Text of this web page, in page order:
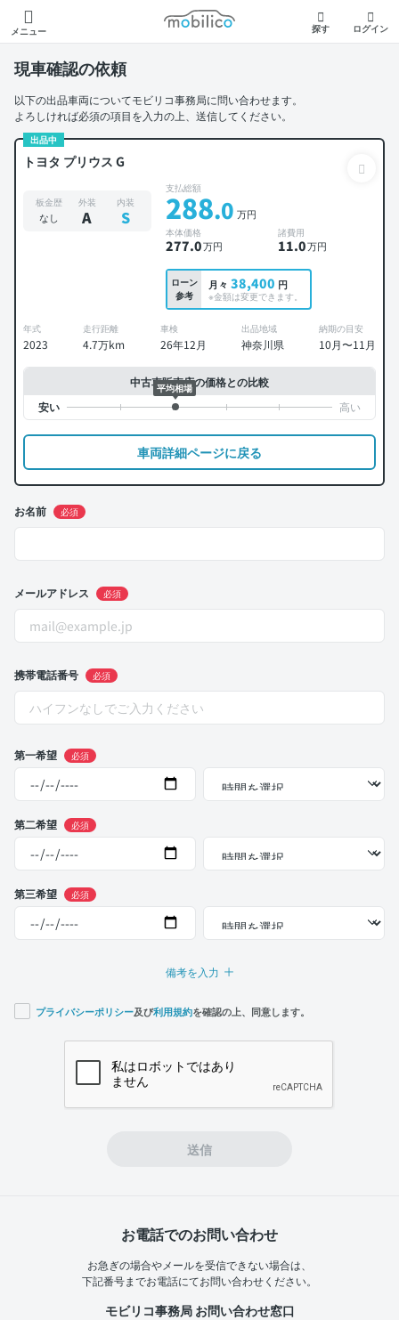
メニュー
モビリコ
探す ログイン
現車確認の依頼
以下の出品車両についてモビリコ事務局に問い合わせます。
よろしければ必須の項目を入力の上、送信してください。
出品中
トヨタ プリウス G
板金歴
なし
外装
A
内装
S
支払総額
288.0 万円
本体価格
277.0万円
諸費用
11.0万円
ローン
参考
月々 38,400 円
※金額は変更できます。
年式
2023
走行距離
4.7万km
車検
26年12月
出品地域
神奈川県
納期の目安
10月〜11月
中古車販売店の価格との比較
平均相場
車両詳細ページに戻る
お名前 必須
メールアドレス 必須
携帯電話番号 必須
第一希望 必須
第二希望 必須
第三希望 必須
備考を入力
プライバシーポリシー及び利用規約を確認の上、同意します。
送信
お電話でのお問い合わせ
お急ぎの場合やメールを受信できない場合は、
下記番号までお電話にてお問い合わせください。
モビリコ事務局 お問い合わせ窓口